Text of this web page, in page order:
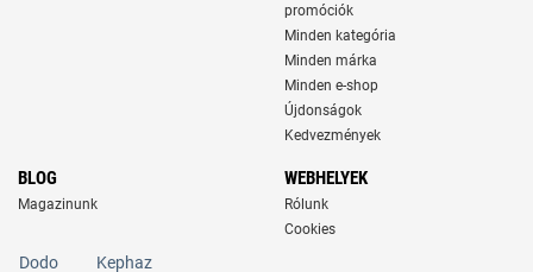
promóciók
Minden kategória
Minden márka
Minden e-shop
Újdonságok
Kedvezmények
BLOG
Magazinunk
WEBHELYEK
Rólunk
Cookies
Dodo Kephaz